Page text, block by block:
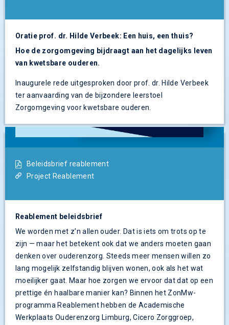
Oratie prof. dr. Hilde Verbeek: Een huis, een thuis?
Hoe de zorgomgeving bijdraagt aan het dagelijks leven
van kwetsbare ouderen.
Inaugurele rede uitgesproken door prof. dr. Hilde Verbeek
ter aanvaarding van de bijzondere leerstoel
Zorgomgeving voor kwetsbare ouderen.
Beleidsbrief reablement
Project Reablement
Reablement beleidsbrief
We worden met z’n allen ouder. Dat is iets om trots op te
zijn — maar het betekent ook dat we anders moeten gaan
denken over ouderenzorg. Steeds meer mensen willen zo
lang mogelijk zelfstandig blijven wonen, ook als het wat
moeilijker gaat. Maar hoe zorgen we ervoor dat dat op een
prettige én haalbare manier kan? Binnen het ZonMw-
programma Reablement hebben de Academische
Werkplaats Ouderenzorg Limburg, Cicero Zorggroep,